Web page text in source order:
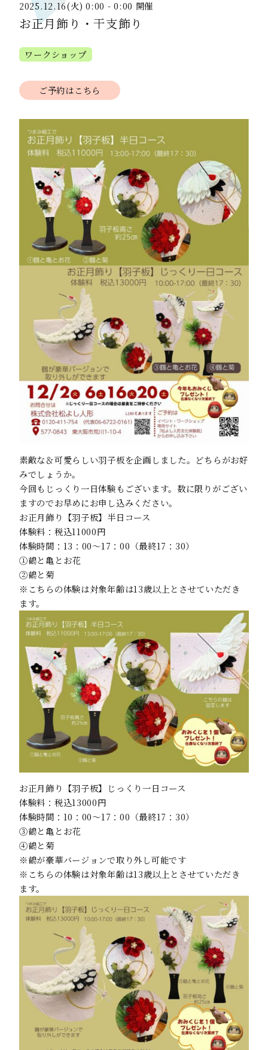
2025.12.16(火) 0:00 - 0:00 開催
お正月飾り・干支飾り
ワークショップ
ご予約はこちら
素敵な＆可愛らしい羽子板を企画しました。どちらがお好
みでしょうか。
今回もじっくり一日体験もございます。数に限りがござい
ますのでお早めにお申し込みください。
お正月飾り【羽子板】半日コース
体験料：税込11000円
体験時間：13：00～17：00（最終17：30）
①鶴と亀とお花
②鶴と菊
※こちらの体験は対象年齢は13歳以上とさせていただき
ます。
お正月飾り【羽子板】じっくり一日コース
体験料：税込13000円
体験時間：10：00～17：00（最終17：30）
③鶴と亀とお花
④鶴と菊
※鶴が豪華バージョンで取り外し可能です
※こちらの体験は対象年齢は13歳以上とさせていただき
ます。